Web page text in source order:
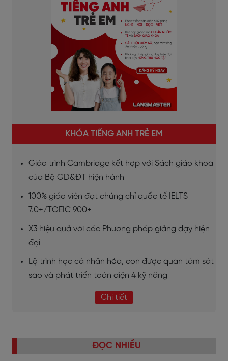
KHÓA TIẾNG ANH TRẺ EM
Giáo trình Cambridge kết hợp với Sách giáo khoa
của Bộ GD&ĐT hiện hành
100% giáo viên đạt chứng chỉ quốc tế IELTS
7.0+/TOEIC 900+
X3 hiệu quả với các Phương pháp giảng dạy hiện
đại
Lộ trình học cá nhân hóa, con được quan tâm sát
sao và phát triển toàn diện 4 kỹ năng
Chi tiết
ĐỌC NHIỀU